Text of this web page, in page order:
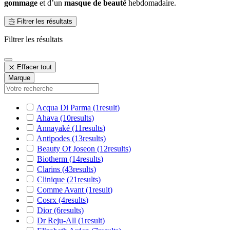
gommage et d’un masque de beauté hebdomadaire.
Filtrer les résultats
Filtrer les résultats
Effacer tout
Marque
Acqua Di Parma (1result)
Ahava (10results)
Annayaké (11results)
Antipodes (13results)
Beauty Of Joseon (12results)
Biotherm (14results)
Clarins (43results)
Clinique (21results)
Comme Avant (1result)
Cosrx (4results)
Dior(6results)
Dr Reju-All (1result)